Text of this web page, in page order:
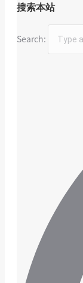
搜索本站
Search: